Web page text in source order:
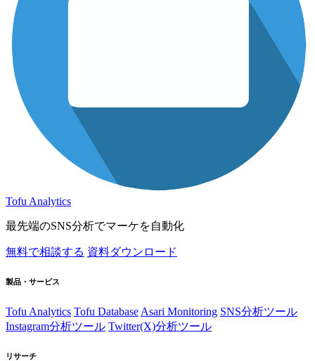
Tofu Analytics
最先端のSNS分析でマーケを自動化
無料で相談する 資料ダウンロード
製品・サービス
Tofu Analytics Tofu Database Asari Monitoring SNS分析ツール
Instagram分析ツール Twitter(X)分析ツール
リサーチ